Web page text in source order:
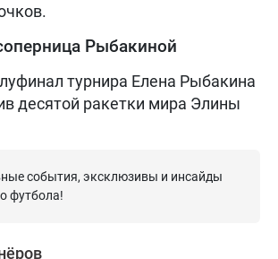
Рыбакиной
турнира Елена Рыбакина
десятой ракетки мира Элины
события, эксклюзивы и инсайды
футбола!